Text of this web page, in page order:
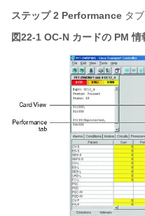
ステップ 2 Performance タ
図22-1 OC-N カードの PM 情